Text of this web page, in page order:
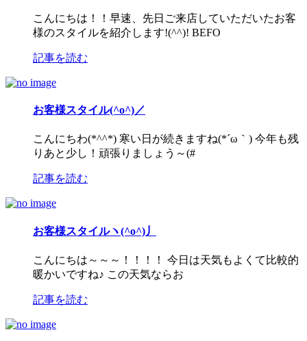
こんにちは！！早速、先日ご来店していただいたお客
様のスタイルを紹介します!(^^)! BEFO
記事を読む
お客様スタイル(^o^)／
こんにちわ(*^^*) 寒い日が続きますね(*´ω｀) 今年も残
りあと少し！頑張りましょう～(#
記事を読む
お客様スタイルヽ(^o^)丿
こんにちは～～～！！！！ 今日は天気もよくて比較的
暖かいですね♪ この天気ならお
記事を読む